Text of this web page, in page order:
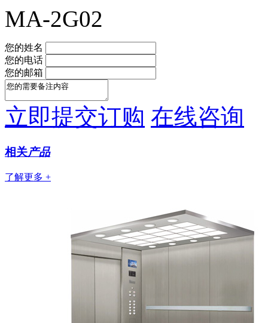
MA-2G02
您的姓名
您的电话
您的邮箱
立即提交订购 在线咨询
相关产品
了解更多 +